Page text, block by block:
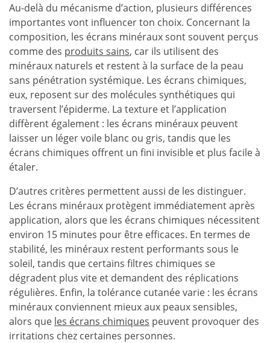
Au-delà du mécanisme d’action, plusieurs différences
importantes vont influencer ton choix. Concernant la
composition, les écrans minéraux sont souvent perçus
comme des produits sains, car ils utilisent des
minéraux naturels et restent à la surface de la peau
sans pénétration systémique. Les écrans chimiques,
eux, reposent sur des molécules synthétiques qui
traversent l’épiderme. La texture et l’application
diffèrent également : les écrans minéraux peuvent
laisser un léger voile blanc ou gris, tandis que les
écrans chimiques offrent un fini invisible et plus facile à
étaler.
D’autres critères permettent aussi de les distinguer.
Les écrans minéraux protègent immédiatement après
application, alors que les écrans chimiques nécessitent
environ 15 minutes pour être efficaces. En termes de
stabilité, les minéraux restent performants sous le
soleil, tandis que certains filtres chimiques se
dégradent plus vite et demandent des réplications
régulières. Enfin, la tolérance cutanée varie : les écrans
minéraux conviennent mieux aux peaux sensibles,
alors que les écrans chimiques peuvent provoquer des
irritations chez certaines personnes.